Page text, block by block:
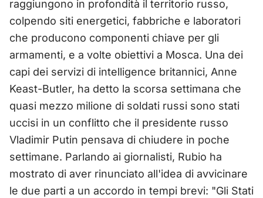
raggiungono in profondità il territorio russo,
colpendo siti energetici, fabbriche e laboratori
che producono componenti chiave per gli
armamenti, e a volte obiettivi a Mosca. Una dei
capi dei servizi di intelligence britannici, Anne
Keast-Butler, ha detto la scorsa settimana che
quasi mezzo milione di soldati russi sono stati
uccisi in un conflitto che il presidente russo
Vladimir Putin pensava di chiudere in poche
settimane. Parlando ai giornalisti, Rubio ha
mostrato di aver rinunciato all'idea di avvicinare
le due parti a un accordo in tempi brevi: "Gli Stati